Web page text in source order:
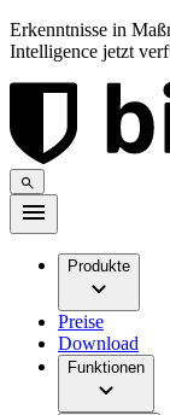
Erkenntnisse in
Intelligence jetzt
Produkte
Preise
Download
Funktionen